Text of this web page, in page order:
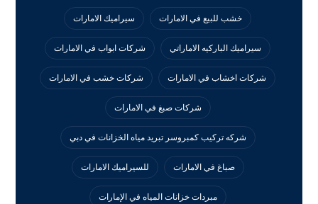
خشب للبيع في الامارات سيراميك الامارات
سيراميك الباركيه الاماراتي شركات ابواب في الامارات
شركات اخشاب في الامارات شركات خشب في الامارات
شركات صبغ في الامارات
شركه تركيب كمبروسر تبريد مياه الخزانات في دبي
صباغ في الامارات للسيراميك الامارات
مبردات خزانات المياه في الإمارات